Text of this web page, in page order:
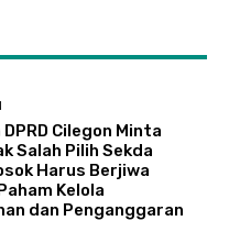
Cilegon Minta
Salah Pilih Sekda
Harus Berjiwa
Kelola
dan Penganggaran